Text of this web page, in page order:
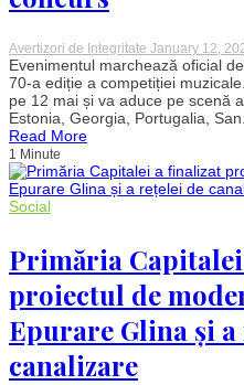
Avertizori de Integritate January 12,
Evenimentul marchează oficial
70-a ediție a competiției
pe 12 mai și va aduce pe scenă
Estonia, Georgia, Portugalia,
Read More
1 Minute
Social
Primăria
proiectul de
Epurare Glina și
canalizare